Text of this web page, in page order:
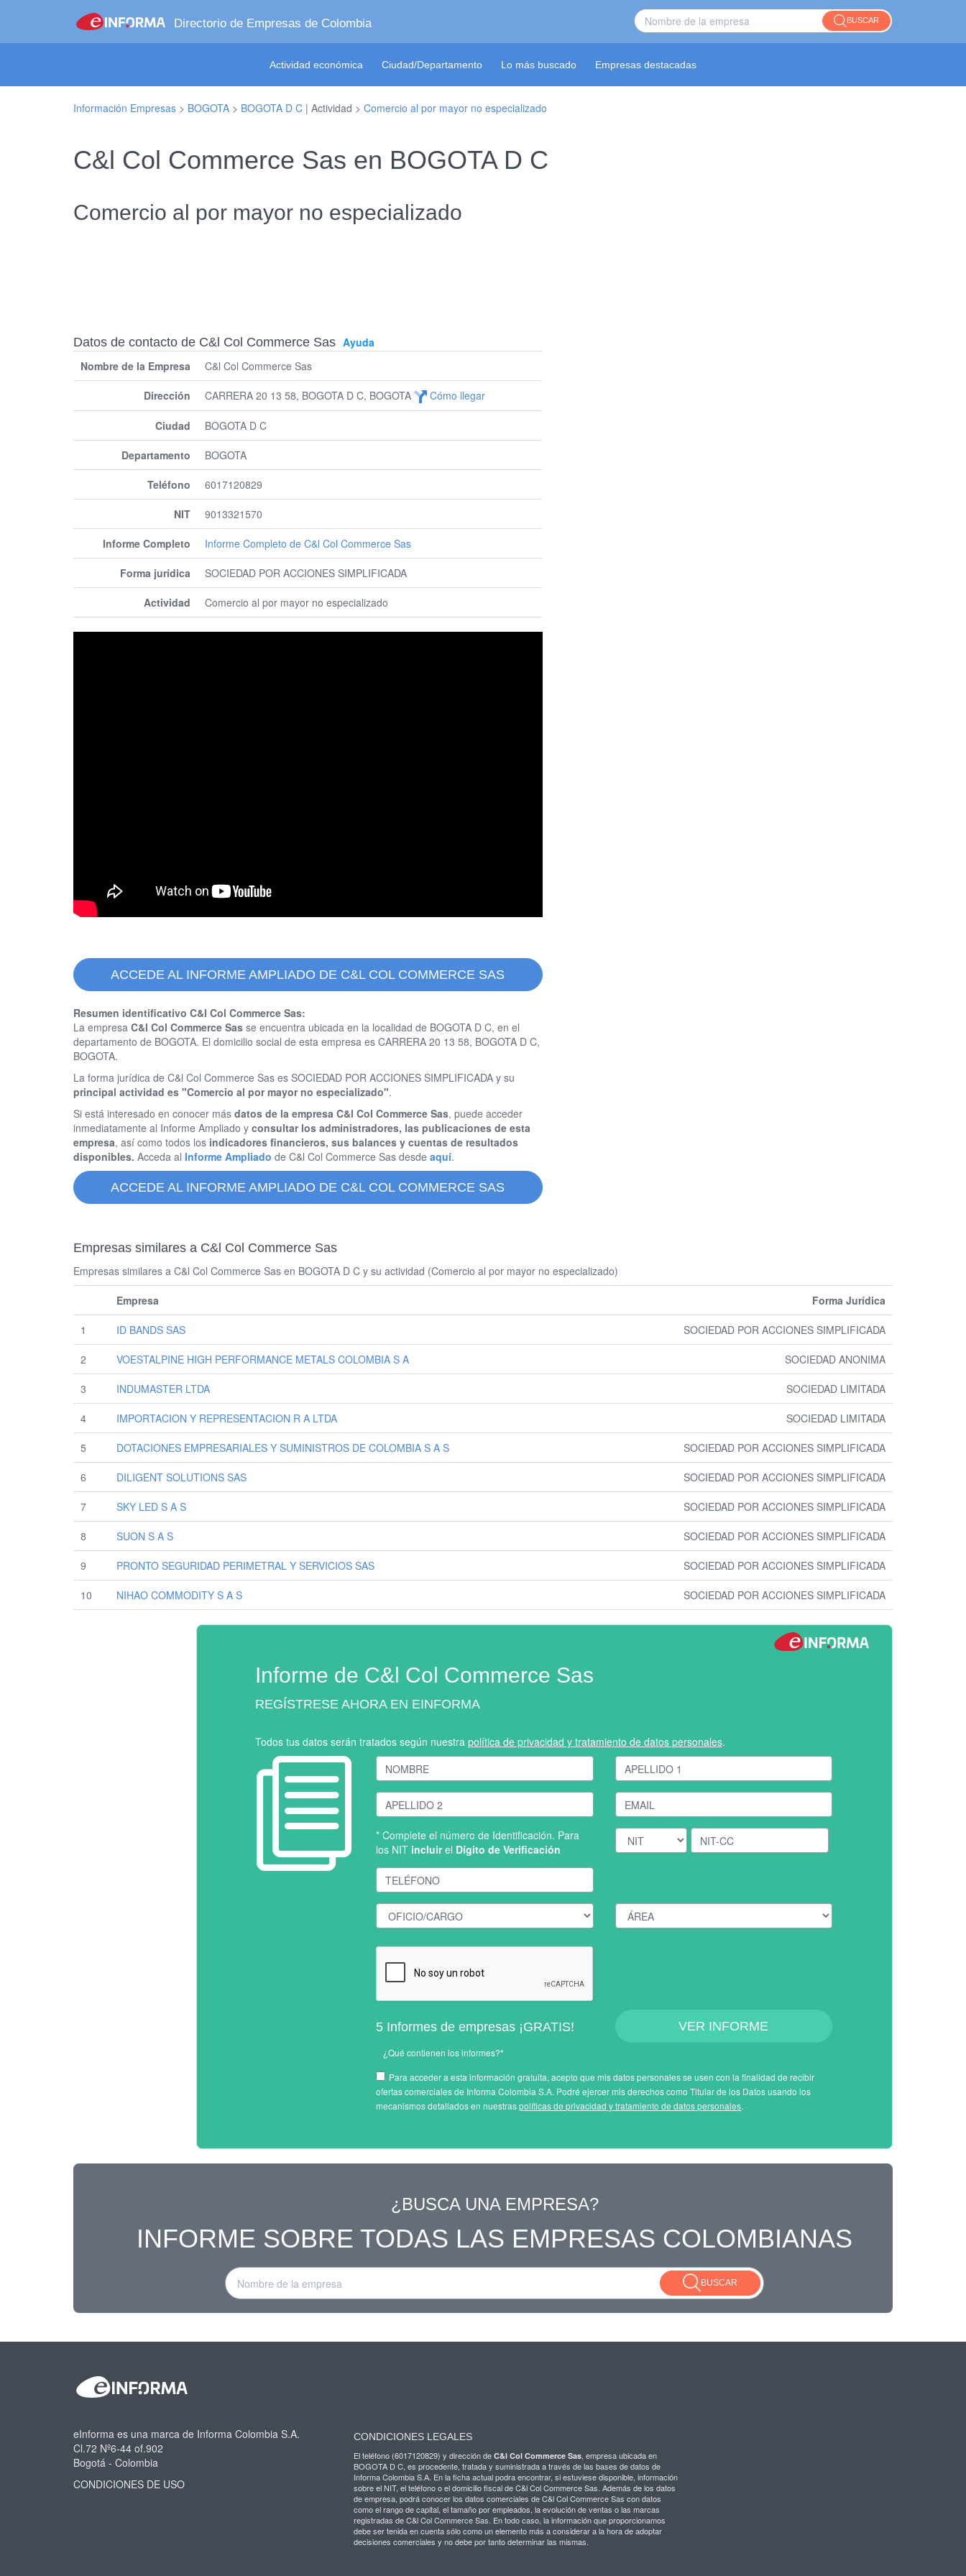
Directorio de Empresas de Colombia BUSCAR
Actividad económica Ciudad/Departamento Lo más buscado Empresas destacadas
Información Empresas > BOGOTA > BOGOTA D C | Actividad > Comercio al por mayor no especializado
C&l Col Commerce Sas en BOGOTA D C
Comercio al por mayor no especializado
Datos de contacto de C&l Col Commerce Sas Ayuda
Nombre de la Empresa
C&l Col Commerce Sas
Dirección CARRERA 20 13 58, BOGOTA D C, BOGOTA Cómo llegar
Ciudad BOGOTA D C
Departamento BOGOTA
Teléfono 6017120829
NIT 9013321570
Informe Completo Informe Completo de C&l Col Commerce Sas
Forma jurídica SOCIEDAD POR ACCIONES SIMPLIFICADA
Actividad Comercio al por mayor no especializado
ACCEDE AL INFORME AMPLIADO DE C&L COL COMMERCE SAS
Resumen identificativo C&l Col Commerce Sas:
La empresa C&l Col Commerce Sas se encuentra ubicada en la localidad de BOGOTA D C, en el
departamento de BOGOTA. El domicilio social de esta empresa es CARRERA 20 13 58, BOGOTA D C,
BOGOTA.
La forma jurídica de C&l Col Commerce Sas es SOCIEDAD POR ACCIONES SIMPLIFICADA y su
principal actividad es "Comercio al por mayor no especializado".
Si está interesado en conocer más datos de la empresa C&l Col Commerce Sas, puede acceder
inmediatamente al Informe Ampliado y consultar los administradores, las publicaciones de esta
empresa, así como todos los indicadores financieros, sus balances y cuentas de resultados
disponibles. Acceda al Informe Ampliado de C&l Col Commerce Sas desde aquí.
ACCEDE AL INFORME AMPLIADO DE C&L COL COMMERCE SAS
Empresas similares a C&l Col Commerce Sas
Empresas similares a C&l Col Commerce Sas en BOGOTA D C y su actividad (Comercio al por mayor no especializado)
Empresa Forma Jurídica
1 ID BANDS SAS SOCIEDAD POR ACCIONES SIMPLIFICADA
2 VOESTALPINE HIGH PERFORMANCE METALS COLOMBIA S A SOCIEDAD ANONIMA
3 INDUMASTER LTDA SOCIEDAD LIMITADA
4 IMPORTACION Y REPRESENTACION R A LTDA SOCIEDAD LIMITADA
5 DOTACIONES EMPRESARIALES Y SUMINISTROS DE COLOMBIA S A S SOCIEDAD POR ACCIONES SIMPLIFICADA
6 DILIGENT SOLUTIONS SAS SOCIEDAD POR ACCIONES SIMPLIFICADA
7 SKY LED S A S SOCIEDAD POR ACCIONES SIMPLIFICADA
8 SUON S A S SOCIEDAD POR ACCIONES SIMPLIFICADA
9 PRONTO SEGURIDAD PERIMETRAL Y SERVICIOS SAS SOCIEDAD POR ACCIONES SIMPLIFICADA
10 NIHAO COMMODITY S A S SOCIEDAD POR ACCIONES SIMPLIFICADA
Informe de C&l Col Commerce Sas
REGÍSTRESE AHORA EN EINFORMA
Todos tus datos serán tratados según nuestra política de privacidad y tratamiento de datos personales.
* Complete el número de Identificación. Para
los NIT incluirel Dígito de Verificación
5 Informes de empresas ¡GRATIS!
¿Qué contienen los informes?*
VER INFORME
Para acceder a esta información gratuita, acepto que mis datos personales se usen con la finalidad de recibir
ofertas comerciales de Informa Colombia S.A. Podré ejercer mis derechos como Titular de los Datos usando los
mecanismos detallados en nuestraspolíticas de privacidad y tratamiento de datos personales.
¿BUSCA UNA EMPRESA?
INFORME SOBRE TODAS LAS EMPRESAS COLOMBIANAS
BUSCAR
eInforma es una marca de Informa Colombia S.A.
Cl.72 Nº6-44 of.902
Bogotá - Colombia
CONDICIONES DE USO
CONDICIONES LEGALES
El teléfono (6017120829) y dirección de C&l Col Commerce Sas , empresa ubicada en
BOGOTA D C, es procedente, tratada y suministrada a través de las bases de datos de
Informa Colombia S.A. En la ficha actual podra encontrar, si estuviese disponible, información
sobre el NIT, el teléfono o el domicilio fiscal de C&l Col Commerce Sas. Además de los datos
de empresa, podrá conocer los datos comerciales de C&l Col Commerce Sas con datos
como el rango de capital, el tamaño por empleados, la evolución de ventas o las marcas
registradas de C&l Col Commerce Sas. En todo caso, la información que proporcionamos
debe ser tenida en cuenta sólo como un elemento más a considerar a la hora de adoptar
decisiones comerciales y no debe por tanto determinar las mismas.